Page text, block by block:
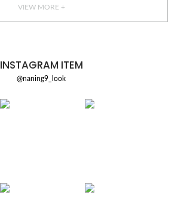
VIEW MORE +
INSTAGRAM ITEM
@naning9_look